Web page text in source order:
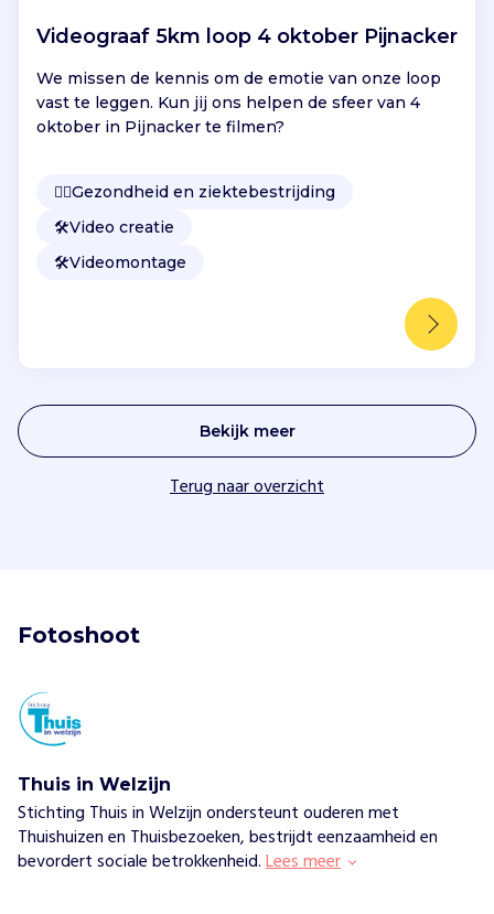
Videograaf 5km loop 4 oktober Pijnacker
We missen de kennis om de emotie van onze loop
vast te leggen. Kun jij ons helpen de sfeer van 4
oktober in Pijnacker te filmen?
👩‍⚕️Gezondheid en ziektebestrijding
🛠️Video creatie
🛠️Videomontage
Bekijk meer
Terug naar overzicht
Fotoshoot
Thuis in Welzijn
Stichting Thuis in Welzijn ondersteunt ouderen met
Thuishuizen en Thuisbezoeken, bestrijdt eenzaamheid en
bevordert sociale betrokkenheid.Lees meer